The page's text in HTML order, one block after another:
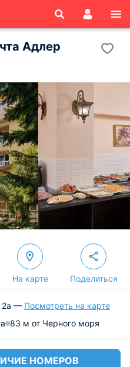
Адлер
На карте Поделиться
2а — Посмотреть на карте
83 м от Черного моря
НОМЕРОВ